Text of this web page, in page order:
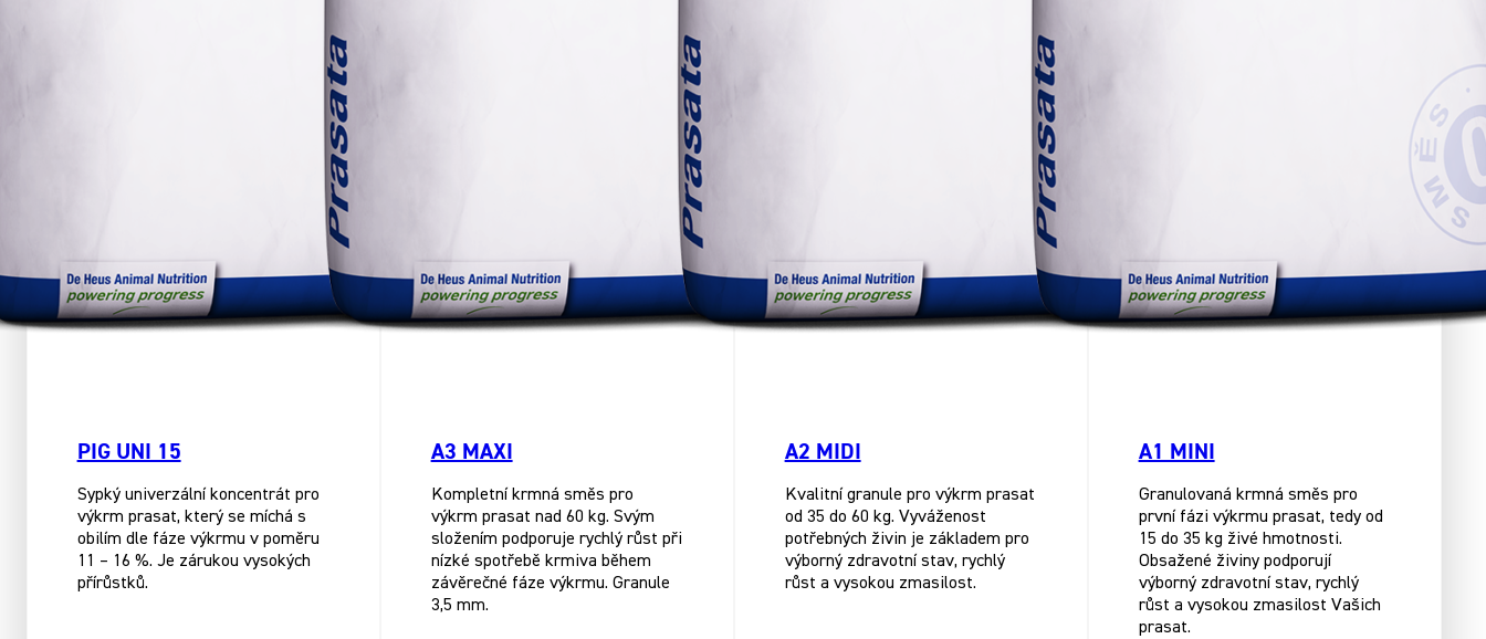
PIG UNI 15
Sypký univerzální koncentrát pro
výkrm prasat, který se míchá s
obilím dle fáze výkrmu v poměru
11 – 16 %. Je zárukou vysokých
přírůstků.
A3 MAXI
Kompletní krmná směs pro
výkrm prasat nad 60 kg. Svým
složením podporuje rychlý růst při
nízké spotřebě krmiva během
závěrečné fáze výkrmu. Granule
3,5 mm.
A2 MIDI
Kvalitní granule pro výkrm prasat
od 35 do 60 kg. Vyváženost
potřebných živin je základem pro
výborný zdravotní stav, rychlý
růst a vysokou zmasilost.
A1 MINI
Granulovaná krmná směs pro
první fázi výkrmu prasat, tedy od
15 do 35 kg živé hmotnosti.
Obsažené živiny podporují
výborný zdravotní stav, rychlý
růst a vysokou zmasilost Vašich
prasat.